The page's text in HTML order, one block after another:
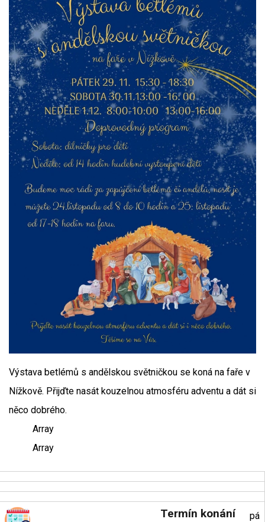
Výstava betlémů s andělskou světničkou se koná na faře v
Nížkově. Přijďte nasát kouzelnou atmosféru adventu a dát si
něco dobrého.
Array
Array
Termín konání pá